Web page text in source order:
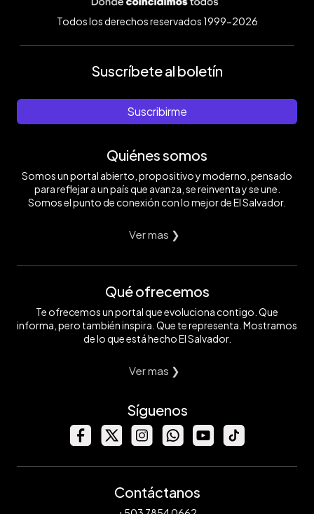
Todos los derechos reservados 1999-2026
Suscríbete al boletín
Suscribirme
Quiénes somos
Somos un portal abierto, propositivo y moderno, pensado
para reflejar a un país que avanza, se reinventa y se une.
Somos el punto de conexión con lo mejor de El Salvador.
Ver mas ❯
Qué ofrecemos
Te ofrecemos un portal que evoluciona contigo. Que
informa, pero también inspira. Que te representa. Mostramos
de lo que está hecho El Salvador.
Ver mas ❯
Síguenos
Contáctanos